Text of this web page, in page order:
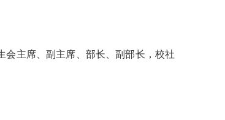
会主席、副主席、部长、副部长，校社